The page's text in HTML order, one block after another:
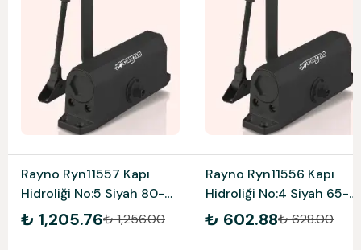
Rayno Ryn11557 Kapı
Hidroliği No:5 Siyah 80-
120 Kg
₺ 1,205.76₺ 1,256.00
Rayno Ryn11556 Kapı
Hidroliği No:4 Siyah 65-
85 Kg
₺ 602.88₺ 628.00